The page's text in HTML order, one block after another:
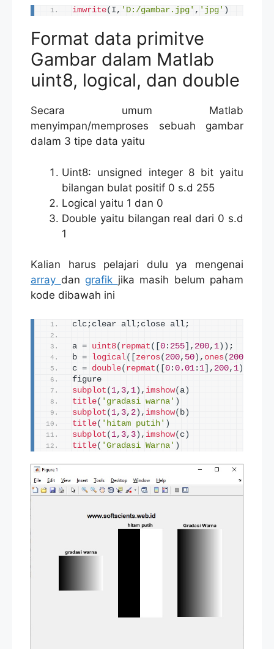
imwrite( I, 'D:/gambar.jpg' , 'jpg' )
Format data primitve
Gambar dalam Matlab
uint8, logical, dan double
Secara umum Matlab
menyimpan/memproses sebuah gambar
dalam 3 tipe data yaitu
Uint8: unsigned integer 8 bit yaitu
bilangan bulat positif 0 s.d 255
Logical yaitu 1 dan 0
Double yaitu bilangan real dari 0 s.d
1
Kalian harus pelajari dulu ya mengenai
array dan grafik jika masih belum paham
kode dibawah ini
clc;clear all;close all;
a = uint8( repmat ([ 0 : 255 , 200, 1 )) ;
b =
logical([ zeros( 200, 50 ) , ones( 200
c = double( repmat ([ 0 : 0.01 : 1 , 200, 1 ))
figure
subplot ( 1, 3, 1 ) , imshow( a )
title( 'gradasi warna' )
subplot ( 1, 3, 2 ) , imshow( b )
title( 'hitam putih' )
subplot ( 1, 3, 3 ) , imshow( c )
title( 'Gradasi Warna' )